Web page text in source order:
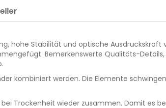
hohe Stabilität und optische
Bemerkenswerte Qualitäts-
kombiniert werden. Die Elemente
Trockenheit wieder zusammen. Damit es